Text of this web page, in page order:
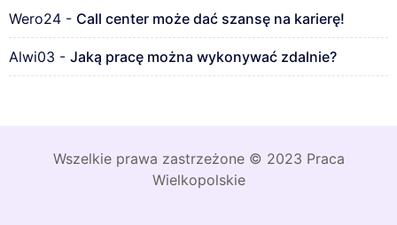
Wero24 - Call center może dać szansę na karierę!
Alwi03 - Jaką pracę można wykonywać zdalnie?
Wszelkie prawa zastrzeżone © 2023 Praca
Wielkopolskie